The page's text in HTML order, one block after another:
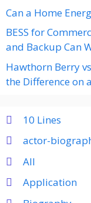
Can a Home
BESS for
and Backup Can
Hawthorn Berry
the Difference on
10 Lines
actor-
All
Application